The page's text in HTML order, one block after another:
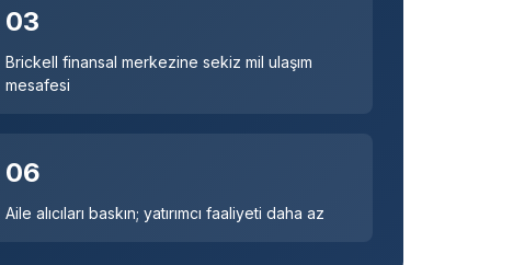
03
Brickell finansal merkezine sekiz mil ulaşım
mesafesi
06
Aile alıcıları baskın; yatırımcı faaliyeti daha az